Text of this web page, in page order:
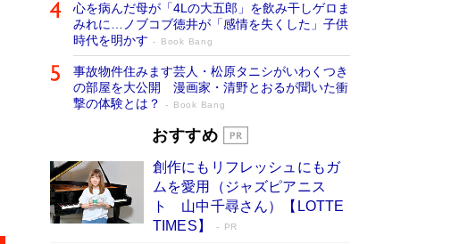
心を病んだ母が「4Lの大五郎」を飲み干しゲロま
みれに…ノブコブ徳井が「感情を失くした」子供
時代を明かす
Book Bang
事故物件住みます芸人・松原タニシがいわくつき
の部屋を大公開 漫画家・清野とおるが聞いた衝
撃の体験とは？
Book Bang
追悼・東野圭吾さん 週間ベストセラーラ
など代表作が並ぶ［文庫ベストセラー］
Book Bang
73歳でも働くしかない 「老後レス時代」に交通
誘導員の独白が話題
おすすめ
創作にもリフレッシュにもガ
ムを愛用（ジャズピアニス
ト 山中千尋さん）【LOTTE
TIMES】
PR